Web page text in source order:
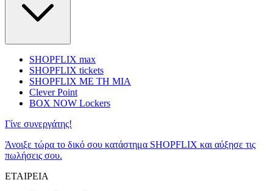
SHOPFLIX max
SHOPFLIX tickets
SHOPFLIX ΜΕ ΤΗ ΜΙΑ
Clever Point
BOX NOW Lockers
Γίνε συνεργάτης!
Άνοιξε τώρα το δικό σου κατάστημα SHOPFLIX και αύξησε τις
πωλήσεις σου.
ΕΤΑΙΡΕΙΑ